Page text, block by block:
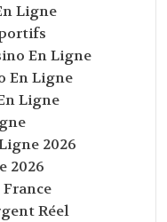
Ligne
En Ligne
En Ligne
Ligne
2026
2026
Réel